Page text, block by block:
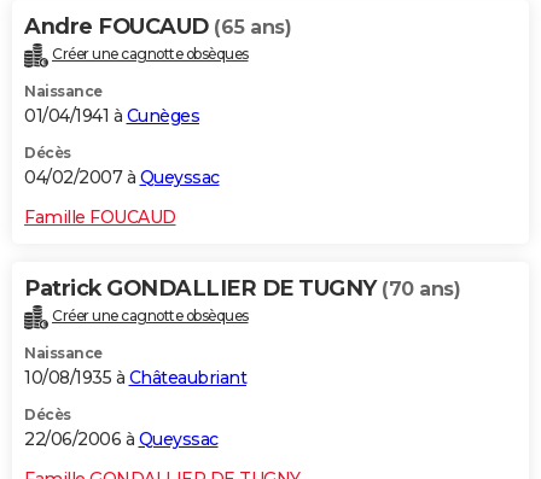
Andre FOUCAUD (65 ans)
Créer une cagnotte obsèques
Naissance
01/04/1941 à Cunèges
Décès
04/02/2007 à Queyssac
Famille FOUCAUD
Patrick GONDALLIER DE TUGNY (70 ans)
Créer une cagnotte obsèques
Naissance
10/08/1935 à Châteaubriant
Décès
22/06/2006 à Queyssac